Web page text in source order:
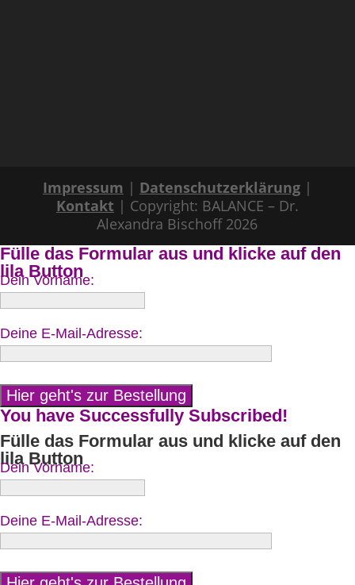
Impressum | Datenschutzerklärung|
Kontakt | Copyright: BALANCE – Dr.
Alexandra Bischoff 2026
Fülle das Formular aus und klicke auf den
lila Button
Dein Vorname:
Deine E-Mail-Adresse:
You have Successfully Subscribed!
Fülle das Formular aus und klicke auf den
lila Button
Dein Vorname:
Deine E-Mail-Adresse: